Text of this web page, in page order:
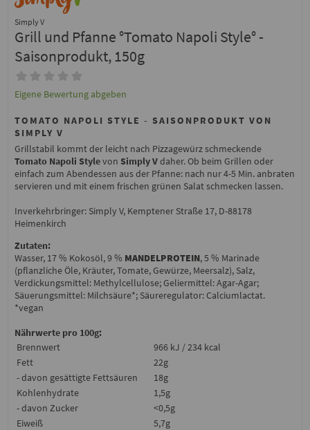
Simply V
Grill und Pfanne °Tomato Napoli Style° -
Saisonprodukt, 150g
Eigene Bewertung abgeben
TOMATO NAPOLI STYLE - SAISONPRODUKT VON
SIMPLY V
Grillstabil kommt der leicht nach Pizzagewürz schmeckende
Tomato Napoli Stylevon Simply Vdaher. Ob beim Grillen oder
einfach zum Abendessen aus der Pfanne: nach nur 4-5 Min. anbraten
servieren und mit einem frischen grünen Salat schmecken lassen.
Inverkehrbringer: Simply V, Kemptener Straße 17, D-88178
Heimenkirch
Zutaten:
Wasser, 17 % Kokosöl, 9 % MANDELPROTEIN, 5 % Marinade
(pflanzliche Öle, Kräuter, Tomate, Gewürze, Meersalz), Salz,
Verdickungsmittel: Methylcellulose; Geliermittel: Agar-Agar;
Säuerungsmittel: Milchsäure*; Säureregulator: Calciumlactat.
*vegan
Nährwerte pro 100g:
Brennwert
966 kJ / 234 kcal
Fett
22g
- davon gesättigte Fettsäuren
18g
Kohlenhydrate
1,5g
- davon Zucker
<0,5g
Eiweiß
5,7g